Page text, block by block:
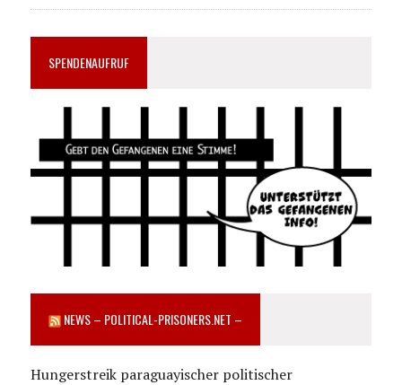
SPENDENAUFRUF
NEWS – POLITICAL-PRISONERS.NET –
Hungerstreik paraguayischer politischer